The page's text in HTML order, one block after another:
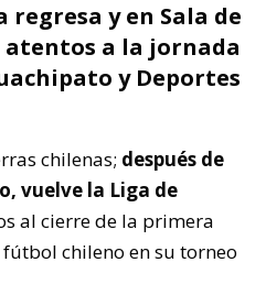
regresa y en Sala de
atentos a la jornada
y Deportes
chilenas; después de
vuelve la Liga de
al cierre de la primera
chileno en su torneo